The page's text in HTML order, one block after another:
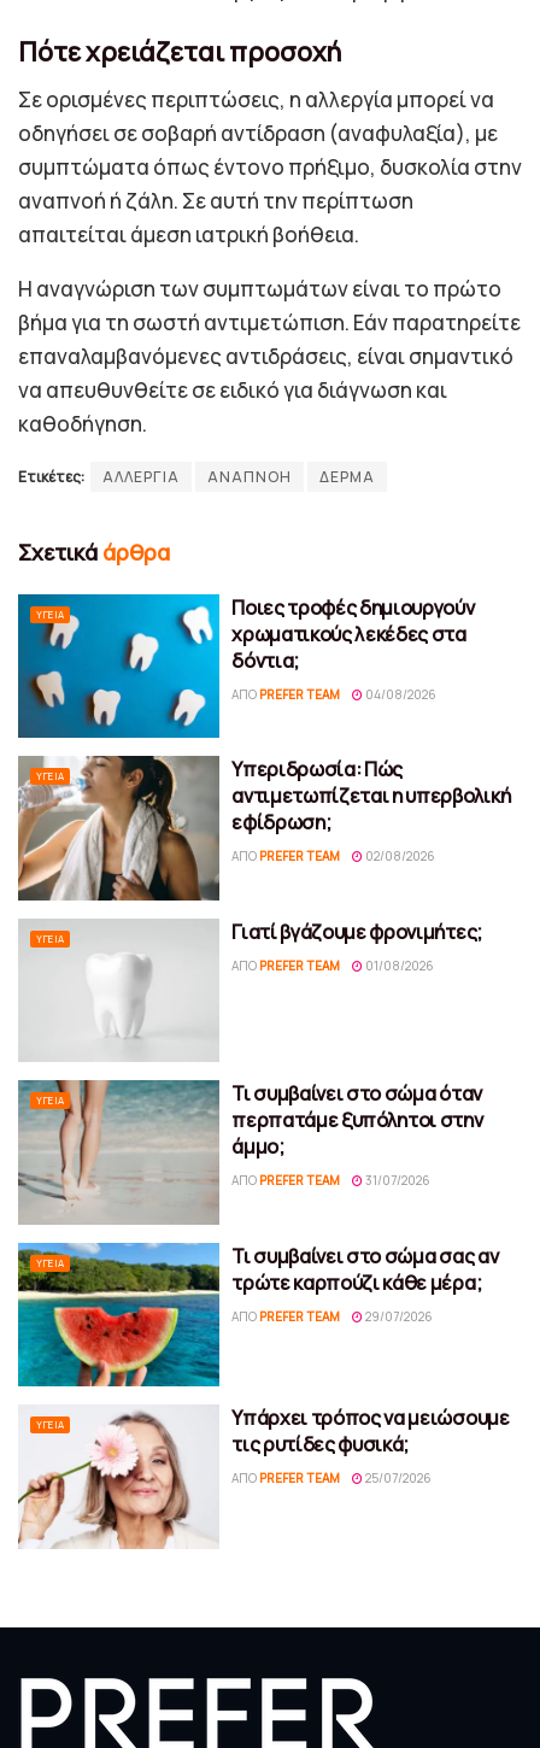
Πότε χρειάζεται προσοχή
Σε ορισμένες περιπτώσεις, η αλλεργία μπορεί να
οδηγήσει σε σοβαρή αντίδραση (αναφυλαξία), με
συμπτώματα όπως έντονο πρήξιμο, δυσκολία στην
αναπνοή ή ζάλη. Σε αυτή την περίπτωση
απαιτείται άμεση ιατρική βοήθεια.
Η αναγνώριση των συμπτωμάτων είναι το πρώτο
βήμα για τη σωστή αντιμετώπιση. Εάν παρατηρείτε
επαναλαμβανόμενες αντιδράσεις, είναι σημαντικό
να απευθυνθείτε σε ειδικό για διάγνωση και
καθοδήγηση.
Ετικέτες: ΑΛΛΕΡΓΙΑ ΑΝΑΠΝΟΗ ΔΕΡΜΑ
Σχετικά άρθρα
ΥΓΕΊΑ
Ποιες τροφές δημιουργούν
χρωματικούς λεκέδες στα
δόντια;
ΑΠΌ PREFER TEAM 04/08/2026
ΥΓΕΊΑ
Υπεριδρωσία: Πώς
αντιμετωπίζεται η υπερβολική
εφίδρωση;
ΑΠΌ PREFER TEAM 02/08/2026
ΥΓΕΊΑ Γιατί βγάζουμε φρονιμήτες;
ΑΠΌ PREFER TEAM 01/08/2026
ΥΓΕΊΑ
Τι συμβαίνει στο σώμα όταν
περπατάμε ξυπόλητοι στην
άμμο;
ΑΠΌ PREFER TEAM 31/07/2026
ΥΓΕΊΑ
Τι συμβαίνει στο σώμα σας αν
τρώτε καρπούζι κάθε μέρα;
ΑΠΌ PREFER TEAM 29/07/2026
ΥΓΕΊΑ
Υπάρχει τρόπος να μειώσουμε
τις ρυτίδες φυσικά;
ΑΠΌ PREFER TEAM 25/07/2026